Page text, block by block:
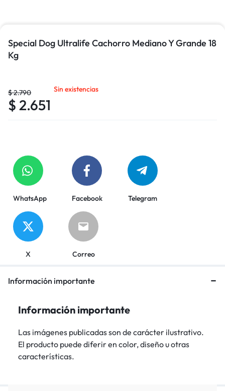
Special Dog Ultralife Cachorro Mediano Y Grande 18
Kg
$2.790
$ 2.651
Sin existencias
WhatsApp Facebook Telegram
X Correo
Información importante
Información importante
Las imágenes publicadas son de carácter ilustrativo.
El producto puede diferir en color, diseño u otras
características.